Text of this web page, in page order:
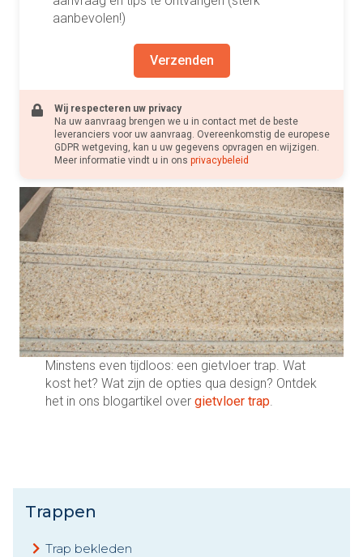
aanbevolen!)
Verzenden
Wij respecteren uw privacy
Na uw aanvraag brengen we u in contact met de beste
leveranciers voor uw aanvraag. Overeenkomstig de europese
GDPR wetgeving, kan u uw gegevens opvragen en wijzigen.
Meer informatie vindt u in ons privacybeleid
Minstens even tijdloos: een gietvloer trap. Wat
kost het? Wat zijn de opties qua design? Ontdek
het in ons blogartikel over gietvloer trap.
Trappen
Trap bekleden